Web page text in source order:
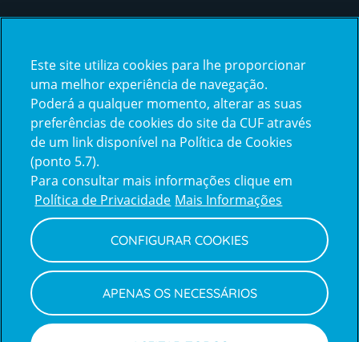
certification2certification3
Reclamações
e
elogios
Policy
Política de Privacidade e Cookies
Termos e Condições
Declaração de Acessibilidade
Canal de Denúncias
Informações legais
Este site utiliza cookies para lhe proporcionar
uma melhor experiência de navegação.
Poderá a qualquer momento, alterar as suas
preferências de cookies do site da CUF através
de um link disponível na Política de Cookies
(ponto 5.7).
Para consultar mais informações clique em
Política de Privacidade Mais Informações
CONFIGURAR COOKIES
APENAS OS NECESSÁRIOS